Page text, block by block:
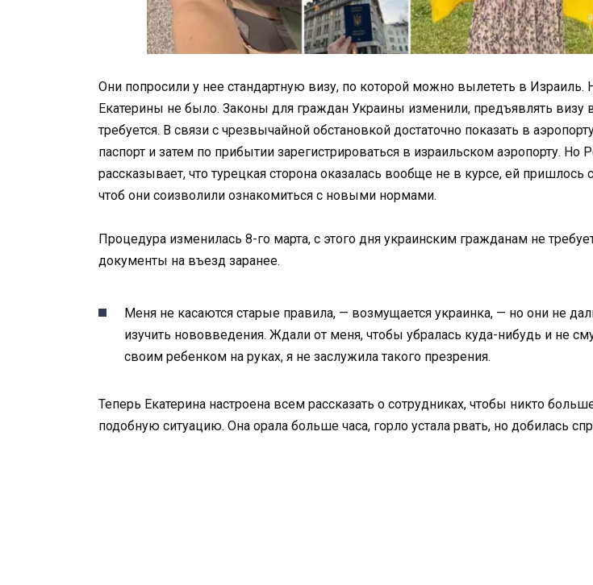
Они попросили у нее стандартную визу, по которой можно вылететь в Израиль.
Екатерины не было. Законы для граждан Украины изменили, предъявлять визу
требуется. В связи с чрезвычайной обстановкой достаточно показать в
паспорт и затем по прибытии зарегистрироваться в израильском аэропорту. Но
рассказывает, что турецкая сторона оказалась вообще не в курсе, ей пришлось
чтоб они соизволили ознакомиться с новыми нормами.
Процедура изменилась 8-го марта, с этого дня украинским гражданам не
документы на въезд заранее.
Меня не касаются старые правила, — возмущается украинка, — но они не
изучить нововведения. Ждали от меня, чтобы убралась куда-нибудь и не
своим ребенком на руках, я не заслужила такого презрения.
Теперь Екатерина настроена всем рассказать о сотрудниках, чтобы никто
подобную ситуацию. Она орала больше часа, горло устала рвать, но добилась